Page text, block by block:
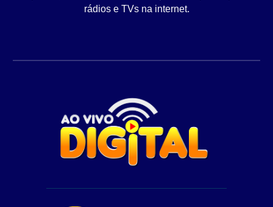
rádios e TVs na internet.